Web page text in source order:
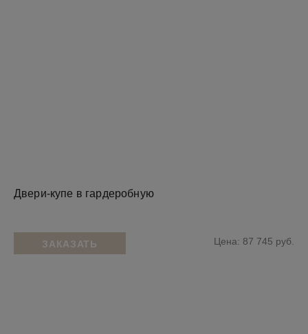
Двери-купе в гардеробную
ЗАКАЗАТЬ Цена: 87 745 руб.